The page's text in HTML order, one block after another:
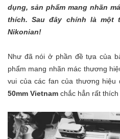
dụng, sản phẩm mang nhãn
thích. Sau đây chính là một
Nikonian!
Như đã nói ở phần đề tựa của
phẩm mang nhãn mác thương
vui của các fan của thương
50mm Vietnam chắc hẳn rất thích